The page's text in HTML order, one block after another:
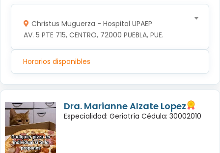
Christus Muguerza - Hospital UPAEP
AV. 5 PTE 715, CENTRO, 72000 PUEBLA, PUE.
Horarios disponibles
Dra. Marianne Alzate Lopez
Especialidad: Geriatría Cédula: 30002010